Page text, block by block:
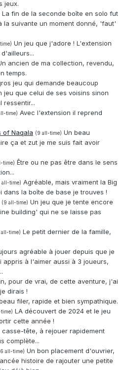
jeux.
La fin de la seconde boîte en solo fut
la suivante un moment donné, 'faut'
Un jeu que j'adore ! L'extension
ancien de ma collection, revendu,
temps.
jeu qui demande beaucoup
que celui de ses voisins sinon
time) Avec l'extension il reprend
of Naqala (9 all-time) Un beau
ça et zut je me suis fait avoir
time) Être ou ne pas être dans le sens
all-time) Agréable, mais vraiment la Big
dans la boîte de base je trouves !
(9 all-time) Un jeu que je tente encore
building' qui ne se laisse pas
all-time) Le petit dernier de la famille,
agréable à jouer depuis que je
à l'aimer aussi à 3 joueurs,
pour de vrai, de cette aventure, j'ai
dirais !
filer, rapide et bien sympathique.
LA découvert de 2024 et le jeu
cette année !
casse-tête, à rejouer rapidement
complète...
all-time) Un bon placement d'ouvrier,
histoire de rajouter une petite